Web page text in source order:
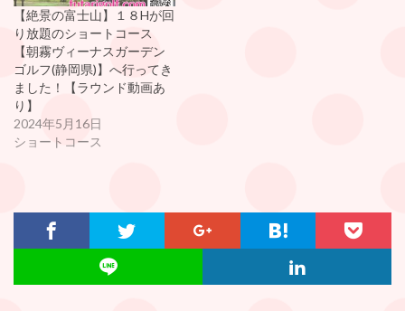
【絶景の富士山】１８Hが回
り放題のショートコース
【朝霧ヴィーナスガーデン
ゴルフ(静岡県)】へ行ってき
ました！【ラウンド動画あ
り】
2024年5月16日
ショートコース